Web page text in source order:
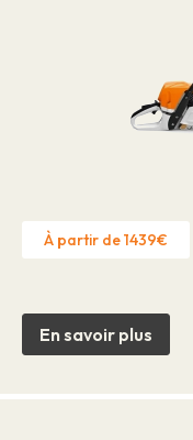
À partir de 1439€
En savoir plus